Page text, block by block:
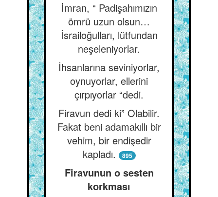
İmran, “ Padişahımızın
ömrü uzun olsun…
İsrailoğulları, lütfundan
neşeleniyorlar.
İhsanlarına seviniyorlar,
oynuyorlar, ellerini
çırpıyorlar “dedi.
Firavun dedi ki” Olabilir.
Fakat beni adamakıllı bir
vehim, bir endişedir
kapladı.
895
Firavunun o sesten
korkması